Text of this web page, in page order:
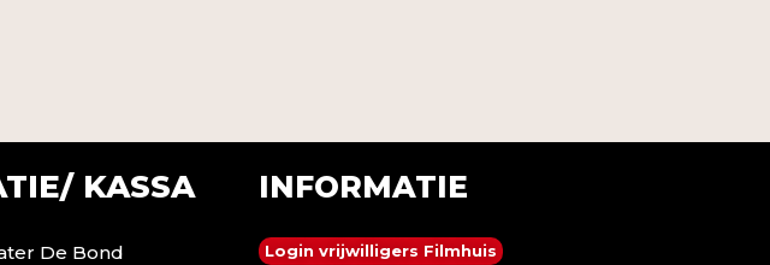
KASSA
De Bond
INFORMATIE
Login vrijwilligers Filmhuis